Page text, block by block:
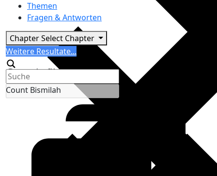
Themen
Fragen & Antworten
ChapterSelect Chapter
Search
Weitere Resultate...
Generic filters
Count Bismilah